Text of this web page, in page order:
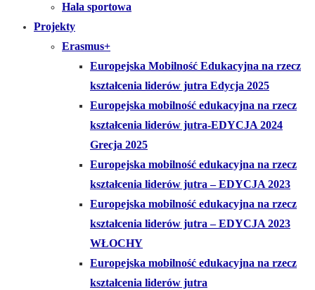
Hala sportowa
Projekty
Erasmus+
Europejska Mobilność Edukacyjna na rzecz
kształcenia liderów jutra Edycja 2025
Europejska mobilność edukacyjna na rzecz
kształcenia liderów jutra-EDYCJA 2024
Grecja 2025
Europejska mobilność edukacyjna na rzecz
kształcenia liderów jutra – EDYCJA 2023
Europejska mobilność edukacyjna na rzecz
kształcenia liderów jutra – EDYCJA 2023
WŁOCHY
Europejska mobilność edukacyjna na rzecz
kształcenia liderów jutra